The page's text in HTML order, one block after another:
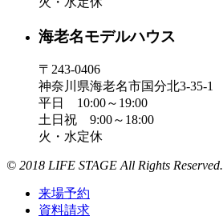
海老名モデルハウス
〒243-0406
神奈川県海老名市国分北3-35-1
平日 10:00～19:00
土日祝 9:00～18:00
火・水定休
© 2018 LIFE STAGE All Rights Reserved.
来場予約
資料請求